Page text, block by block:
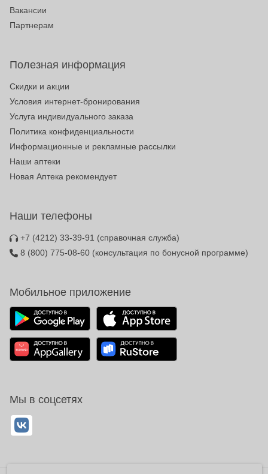
Вакансии
Партнерам
Полезная информация
Скидки и акции
Условия интернет-бронирования
Услуга индивидуального заказа
Политика конфиденциальности
Информационные и рекламные рассылки
Наши аптеки
Новая Аптека рекомендует
Наши телефоны
+7 (4212) 33-39-91 (справочная служба)
8 (800) 775-08-60 (консультация по бонусной программе)
Мобильное приложение
Мы в соцсетях